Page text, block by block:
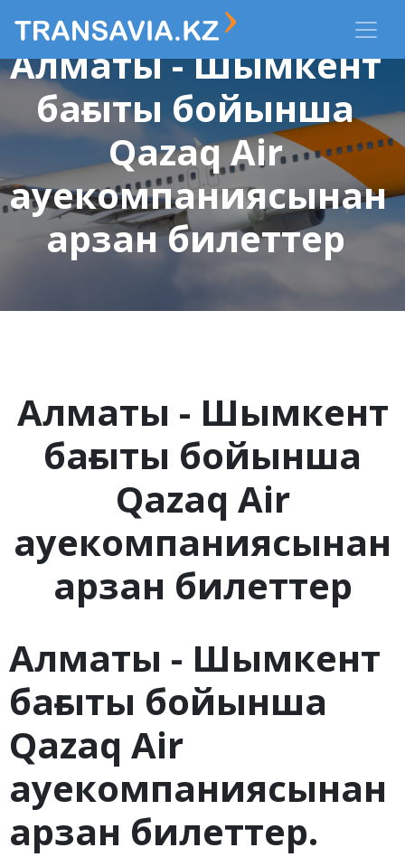
Алматы - Шымкент
бағыты бойынша
Qazaq Air
ауекомпаниясынан
арзан билеттер
Алматы - Шымкент
бағыты бойынша
Qazaq Air
ауекомпаниясынан
арзан билеттер
Алматы - Шымкент
бағыты бойынша
Qazaq Air
ауекомпаниясынан
арзан билеттер.